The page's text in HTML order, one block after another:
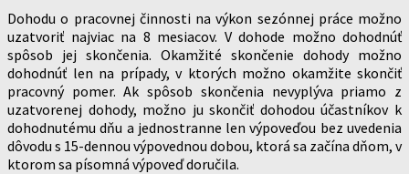
Dohodu o pracovnej činnosti na výkon sezónnej práce možno
uzatvoriť najviac na 8 mesiacov. V dohode možno dohodnúť
spôsob jej skončenia. Okamžité skončenie dohody možno
dohodnúť len na prípady, v ktorých možno okamžite skončiť
pracovný pomer. Ak spôsob skončenia nevyplýva priamo z
uzatvorenej dohody, možno ju skončiť dohodou účastníkov k
dohodnutému dňu a jednostranne len výpoveďou bez uvedenia
dôvodu s 15-dennou výpovednou dobou, ktorá sa začína dňom, v
ktorom sa písomná výpoveď doručila.